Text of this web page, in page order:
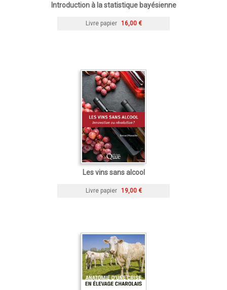
Introduction à la statistique bayésienne
Livre papier 16,00 €
Les vins sans alcool
Livre papier 19,00 €